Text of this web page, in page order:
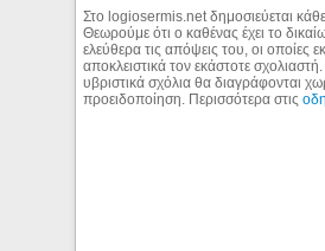
Στο logiosermis.net δημοσιεύεται κάθε
Θεωρούμε ότι ο καθένας έχει το
ελεύθερα τις απόψεις του, οι οποίες
αποκλειστικά τον εκάστοτε
υβριστικά σχόλια θα διαγράφονται
προειδοποίηση. Περισσότερα στις